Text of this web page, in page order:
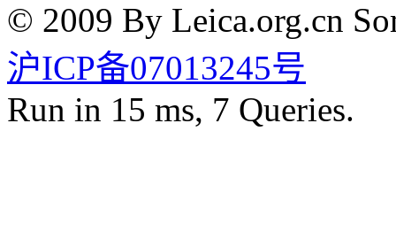
© 2009 By Leica.org.cn
沪ICP备07013245号
Run in 15 ms, 7 Queries.